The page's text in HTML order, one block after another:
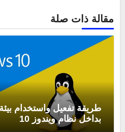
مقالة ذات صلة
طريقة تفعيل واستخدام
بداخل نظام ويندوز 10